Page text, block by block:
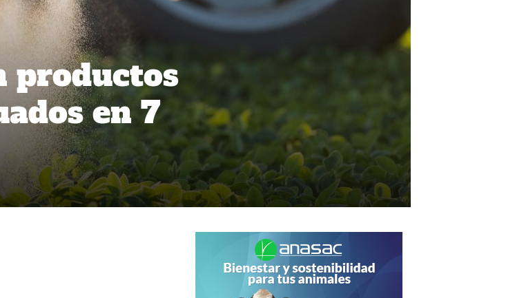
productos
en 7